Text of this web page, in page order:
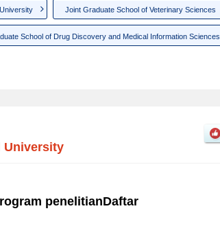
Joint Graduate School of Veterinary Sciences
School of Drug Discovery and Medical Information Sciences
University
penelitianDaftar